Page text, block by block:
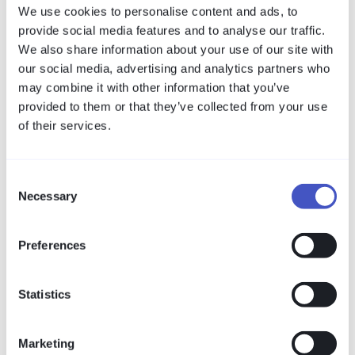
We use cookies to personalise content and ads, to
provide social media features and to analyse our traffic.
We also share information about your use of our site with
our social media, advertising and analytics partners who
may combine it with other information that you’ve
provided to them or that they’ve collected from your use
of their services.
Selection
Necessary
Preferences
Statistics
Marketing